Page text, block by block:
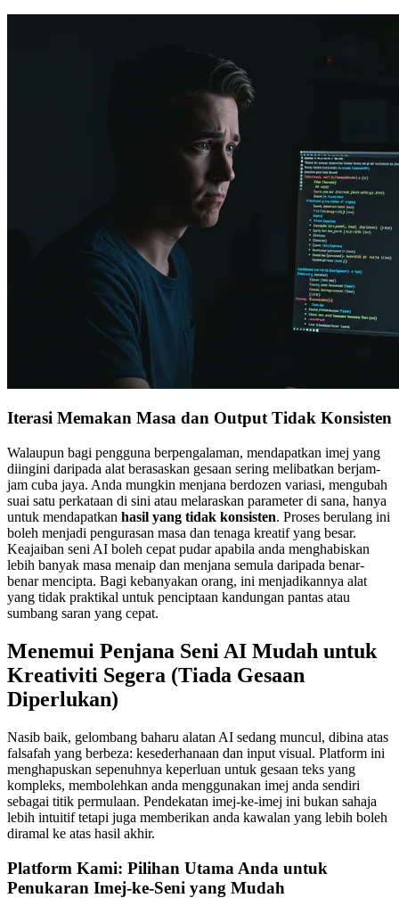
Iterasi Memakan Masa dan Output Tidak Konsisten
Walaupun bagi pengguna berpengalaman, mendapatkan imej yang
diingini daripada alat berasaskan gesaan sering melibatkan berjam-
jam cuba jaya. Anda mungkin menjana berdozen variasi, mengubah
suai satu perkataan di sini atau melaraskan parameter di sana, hanya
untuk mendapatkan hasil yang tidak konsisten. Proses berulang ini
boleh menjadi pengurasan masa dan tenaga kreatif yang besar.
Keajaiban seni AI boleh cepat pudar apabila anda menghabiskan
lebih banyak masa menaip dan menjana semula daripada benar-
benar mencipta. Bagi kebanyakan orang, ini menjadikannya alat
yang tidak praktikal untuk penciptaan kandungan pantas atau
sumbang saran yang cepat.
Menemui Penjana Seni AI Mudah untuk
Kreativiti Segera (Tiada Gesaan
Diperlukan)
Nasib baik, gelombang baharu alatan AI sedang muncul, dibina atas
falsafah yang berbeza: kesederhanaan dan input visual. Platform ini
menghapuskan sepenuhnya keperluan untuk gesaan teks yang
kompleks, membolehkan anda menggunakan imej anda sendiri
sebagai titik permulaan. Pendekatan imej-ke-imej ini bukan sahaja
lebih intuitif tetapi juga memberikan anda kawalan yang lebih boleh
diramal ke atas hasil akhir.
Platform Kami: Pilihan Utama Anda untuk
Penukaran Imej-ke-Seni yang Mudah